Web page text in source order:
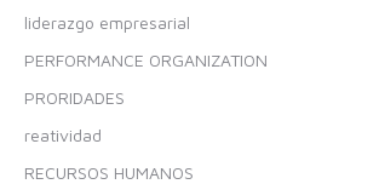
liderazgo empresarial
PERFORMANCE ORGANIZATION
PRORIDADES
reatividad
RECURSOS HUMANOS